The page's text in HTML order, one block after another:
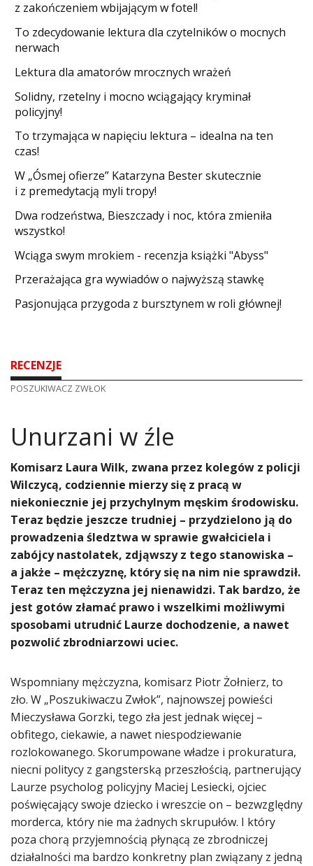
z zakończeniem wbijającym w fotel!
​To zdecydowanie lektura dla czytelników o mocnych
nerwach
Lektura dla amatorów mrocznych wrażeń
Solidny, rzetelny i mocno wciągający kryminał
policyjny!
​To trzymająca w napięciu lektura – idealna na ten
czas!
W „Ósmej ofierze” Katarzyna Bester skutecznie
i z premedytacją myli tropy!
Dwa rodzeństwa, Bieszczady i noc, która zmieniła
wszystko!
Wciąga swym mrokiem - recenzja książki "Abyss"
​Przerażająca gra wywiadów o najwyższą stawkę
Pasjonująca przygoda z bursztynem w roli głównej!
RECENZJE
POSZUKIWACZ ZWŁOK
​Unurzani w źle
Komisarz Laura Wilk, zwana przez kolegów z policji
Wilczycą, codziennie mierzy się z pracą w
niekoniecznie jej przychylnym męskim środowisku.
Teraz będzie jeszcze trudniej – przydzielono ją do
prowadzenia śledztwa w sprawie gwałciciela i
zabójcy nastolatek, zdjąwszy z tego stanowiska –
a jakże – mężczyznę, który się na nim nie sprawdził.
Teraz ten mężczyzna jej nienawidzi. Tak bardzo, że
jest gotów złamać prawo i wszelkimi możliwymi
sposobami utrudnić Laurze dochodzenie, a nawet
pozwolić zbrodniarzowi uciec.
Wspomniany mężczyzna, komisarz Piotr Żołnierz, to
zło. W „Poszukiwaczu Zwłok”, najnowszej powieści
Mieczysława Gorzki, tego zła jest jednak więcej –
obfitego, ciekawie, a nawet niespodziewanie
rozlokowanego. Skorumpowane władze i prokuratura,
niecni politycy z gangsterską przeszłością, partnerujący
Laurze psycholog policyjny Maciej Lesiecki, ojciec
poświęcający swoje dziecko i wreszcie on – bezwzględny
morderca, który nie ma żadnych skrupułów. I który
poza chorą przyjemnością płynącą ze zbrodniczej
działalności ma bardzo konkretny plan związany z jedną